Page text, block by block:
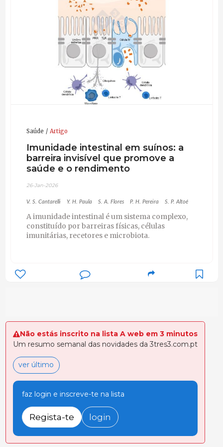
Saúde Artigo
Imunidade intestinal em suínos: a
barreira invisível que promove a
saúde e o rendimento
26-Jan-2026
V. S. Cantarelli Y. H. Paula S. A. Flores P. H. Pereira S. P. Altoé
A imunidade intestinal é um sistema complexo,
constituído por barreiras físicas, células
imunitárias, recetores e microbiota.
Não estás inscrito na lista A web em 3 minutos
Um resumo semanal das novidades da 3tres3.com.pt
ver último
faz login e inscreve-te na lista
Regista-te login